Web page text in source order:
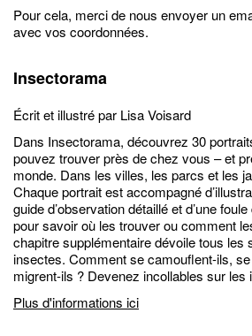
Pour cela, merci de nous envoyer un
avec vos coordonnées.
Insectorama
Écrit et illustré par Lisa Voisard
Dans Insectorama, découvrez 30
pouvez trouver près de chez vous – et
monde. Dans les villes, les parcs et les
Chaque portrait est accompagné
guide d’observation détaillé et d’une
pour savoir où les trouver ou comment
chapitre supplémentaire dévoile tous les
insectes. Comment se camouflent-ils,
migrent-ils ? Devenez incollables sur les
Plus d'informations ici